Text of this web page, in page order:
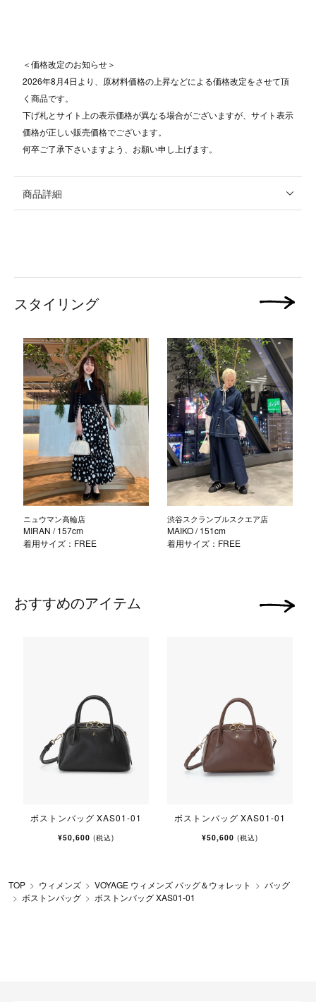
＜価格改定のお知らせ＞
2026年8月4日より、原材料価格の上昇などによる価格改定をさせて頂
く商品です。
下げ札とサイト上の表示価格が異なる場合がございますが、サイト表示
価格が正しい販売価格でございます。
何卒ご了承下さいますよう、お願い申し上げます。
商品詳細
スタイリング
ニュウマン高輪店
MIRAN / 157cm
着用サイズ：FREE
渋谷スクランブルスクエア店
MAIKO/ 151cm
着用サイズ：FREE
次の画像
おすすめのアイテム
ボストンバッグ XAS01-01
¥50,600 (税込)
ボストンバッグ XAS01-01
¥50,600 (税込)
次の画像
TOP ウィメンズ VOYAGE ウィメンズ バッグ＆ウォレット
バッグ
ボストンバッグ
ボストンバッグ XAS01-01